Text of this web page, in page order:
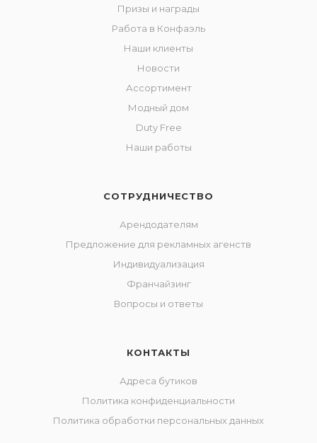
Призы и награды
Работа в Конфаэль
Наши клиенты
Новости
Ассортимент
Модный дом
Duty Free
Наши работы
СОТРУДНИЧЕСТВО
Арендодателям
Предложение для рекламных агенств
Индивидуализация
Франчайзинг
Вопросы и ответы
КОНТАКТЫ
Адреса бутиков
Политика конфиденциальности
Политика обработки персональных данных